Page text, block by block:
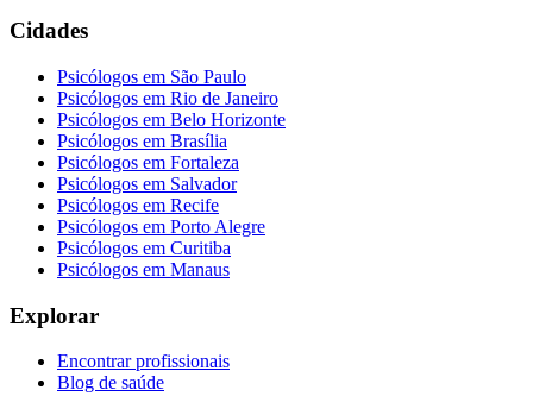
Cidades
Psicólogos em São Paulo
Psicólogos em Rio de Janeiro
Psicólogos em Belo Horizonte
Psicólogos em Brasília
Psicólogos em Fortaleza
Psicólogos em Salvador
Psicólogos em Recife
Psicólogos em Porto Alegre
Psicólogos em Curitiba
Psicólogos em Manaus
Explorar
Encontrar profissionais
Blog de saúde